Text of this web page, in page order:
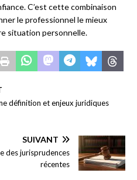
C’est cette combinaison
le professionnel le mieux
situation personnelle.
définition et enjeux juridiques
SUIVANT
des jurisprudences
récentes